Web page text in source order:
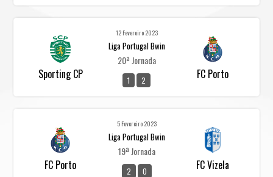
Sporting CP
12 Fevereiro 2023
Liga Portugal Bwin
20ª Jornada
1 2 FC Porto
FC Porto
5 Fevereiro 2023
Liga Portugal Bwin
19ª Jornada
2 0 FC Vizela